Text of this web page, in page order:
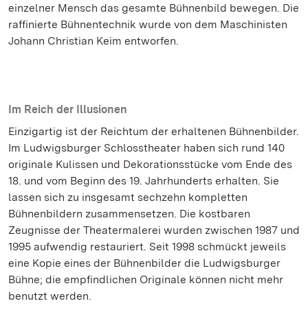
einzelner Mensch das gesamte Bühnenbild bewegen. Die
raffinierte Bühnentechnik wurde von dem Maschinisten
Johann Christian Keim entworfen.
Im Reich der Illusionen
Einzigartig ist der Reichtum der erhaltenen Bühnenbilder.
Im Ludwigsburger Schlosstheater haben sich rund 140
originale Kulissen und Dekorationsstücke vom Ende des
18. und vom Beginn des 19. Jahrhunderts erhalten. Sie
lassen sich zu insgesamt sechzehn kompletten
Bühnenbildern zusammensetzen. Die kostbaren
Zeugnisse der Theatermalerei wurden zwischen 1987 und
1995 aufwendig restauriert. Seit 1998 schmückt jeweils
eine Kopie eines der Bühnenbilder die Ludwigsburger
Bühne; die empfindlichen Originale können nicht mehr
benutzt werden.